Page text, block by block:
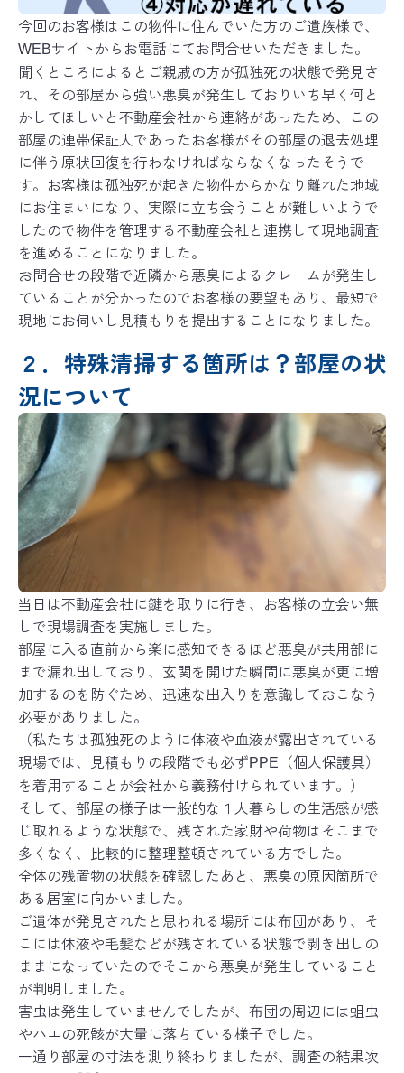
今回のお客様はこの物件に住んでいた方のご遺族様で、
WEBサイトからお電話にてお問合せいただきました。
聞くところによるとご親戚の方が孤独死の状態で発見さ
れ、その部屋から強い悪臭が発生しておりいち早く何と
かしてほしいと不動産会社から連絡があったため、この
部屋の連帯保証人であったお客様がその部屋の退去処理
に伴う原状回復を行わなければならなくなったそうで
す。お客様は孤独死が起きた物件からかなり離れた地域
にお住まいになり、実際に立ち会うことが難しいようで
したので物件を管理する不動産会社と連携して現地調査
を進めることになりました。
お問合せの段階で近隣から悪臭によるクレームが発生し
ていることが分かったのでお客様の要望もあり、最短で
現地にお伺いし見積もりを提出することになりました。
２．特殊清掃する箇所は？部屋の状
況について
当日は不動産会社に鍵を取りに行き、お客様の立会い無
しで現場調査を実施しました。
部屋に入る直前から楽に感知できるほど悪臭が共用部に
まで漏れ出しており、玄関を開けた瞬間に悪臭が更に増
加するのを防ぐため、迅速な出入りを意識しておこなう
必要がありました。
（私たちは孤独死のように体液や血液が露出されている
現場では、見積もりの段階でも必ずPPE
（個人保護具）
を着用することが会社から義務付けられています。）
そして、部屋の様子は一般的な１人暮らしの生活感が感
じ取れるような状態で、残された家財や荷物はそこまで
多くなく、比較的に整理整頓されている方でした。
全体の残置物の状態を確認したあと、悪臭の原因箇所で
ある居室に向かいました。
ご遺体が発見されたと思われる場所には布団があり、そ
こには体液や毛髪などが残されている状態で剥き出しの
ままになっていたのでそこから悪臭が発生していること
が判明しました。
害虫は発生していませんでしたが、布団の周辺には蛆虫
やハエの死骸が大量に落ちている様子でした。
一通り部屋の寸法を測り終わりましたが、調査の結果次